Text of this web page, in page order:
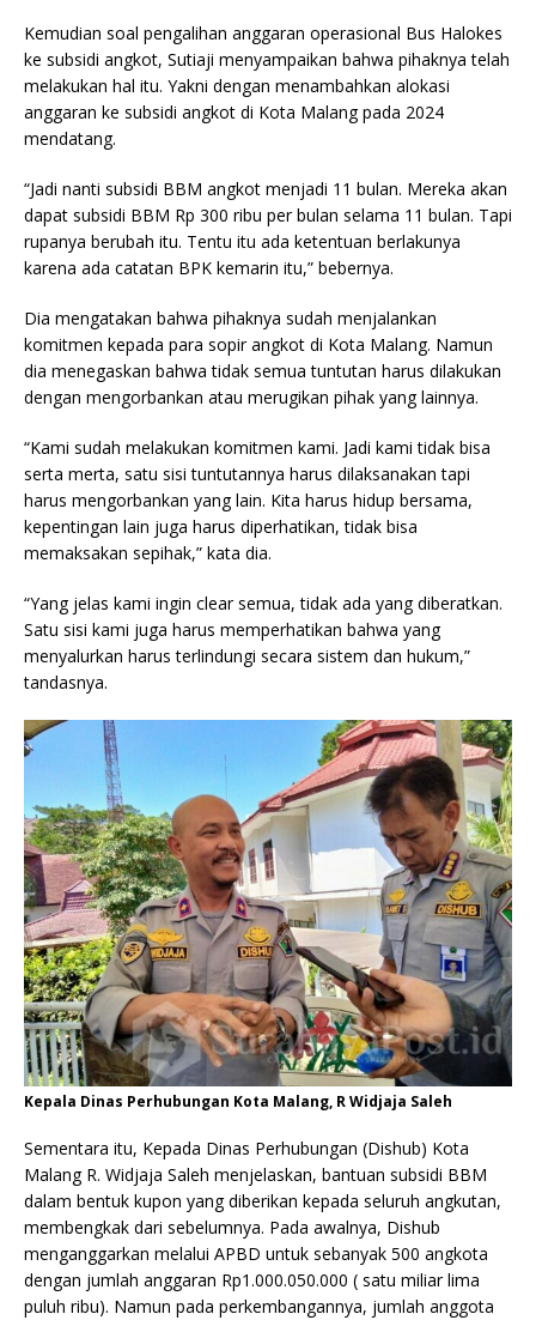
Kemudian soal pengalihan anggaran operasional Bus Halokes
ke subsidi angkot, Sutiaji menyampaikan bahwa pihaknya telah
melakukan hal itu. Yakni dengan menambahkan alokasi
anggaran ke subsidi angkot di Kota Malang pada 2024
mendatang.
“Jadi nanti subsidi BBM angkot menjadi 11 bulan. Mereka akan
dapat subsidi BBM Rp 300 ribu per bulan selama 11 bulan. Tapi
rupanya berubah itu. Tentu itu ada ketentuan berlakunya
karena ada catatan BPK kemarin itu,” bebernya.
Dia mengatakan bahwa pihaknya sudah menjalankan
komitmen kepada para sopir angkot di Kota Malang. Namun
dia menegaskan bahwa tidak semua tuntutan harus dilakukan
dengan mengorbankan atau merugikan pihak yang lainnya.
“Kami sudah melakukan komitmen kami. Jadi kami tidak bisa
serta merta, satu sisi tuntutannya harus dilaksanakan tapi
harus mengorbankan yang lain. Kita harus hidup bersama,
kepentingan lain juga harus diperhatikan, tidak bisa
memaksakan sepihak,” kata dia.
“Yang jelas kami ingin clear semua, tidak ada yang diberatkan.
Satu sisi kami juga harus memperhatikan bahwa yang
menyalurkan harus terlindungi secara sistem dan hukum,”
tandasnya.
Kepala Dinas Perhubungan Kota Malang, R Widjaja Saleh
Sementara itu, Kepada Dinas Perhubungan (Dishub) Kota
Malang R. Widjaja Saleh menjelaskan, bantuan subsidi BBM
dalam bentuk kupon yang diberikan kepada seluruh angkutan,
membengkak dari sebelumnya. Pada awalnya, Dishub
menganggarkan melalui APBD untuk sebanyak 500 angkota
dengan jumlah anggaran Rp1.000.050.000 ( satu miliar lima
puluh ribu). Namun pada perkembangannya, jumlah anggota